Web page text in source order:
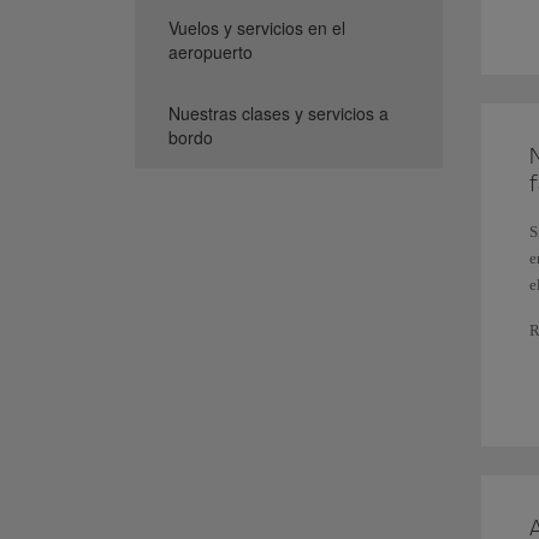
Vuelos y servicios en el
aeropuerto
Nuestras clases y servicios a
bordo